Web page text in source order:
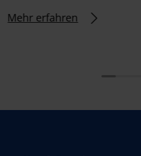
Mehr erfahren